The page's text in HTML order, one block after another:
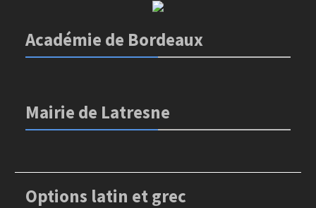
Académie de Bordeaux
Mairie de Latresne
Options latin et grec